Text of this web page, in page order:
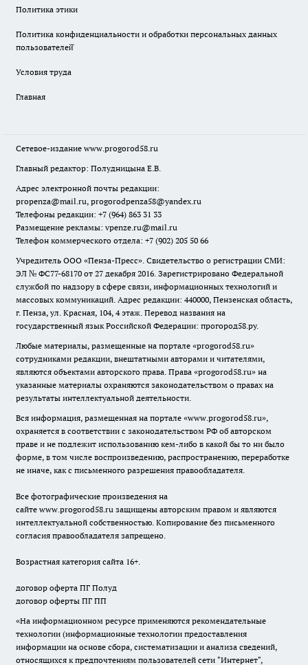
Политика этики
Политика конфиденциальности и обработки персональных данных
пользователей̆
Условия труда
Главная
Сетевое-издание www.progorod58.ru
Главный редактор: Полудницына Е.В.
Адрес электронной почты редакции:
propenza@mail.ru, progorodpenza58@yandex.ru
Телефоны редакции: +7 (964) 863 31 33
Размещение рекламы: vpenze.ru@mail.ru
Телефон коммерческого отдела: +7 (902) 205 50 66
Учредитель ООО «Пенза-Пресс». Свидетельство о регистрации СМИ:
ЭЛ № ФС77-68170 от 27 декабря 2016. Зарегистрировано Федеральной
службой по надзору в сфере связи, информационных технологий и
массовых коммуникаций. Адрес редакции: 440000, Пензенская область,
г. Пенза, ул. Красная, 104, 4 этаж. Перевод названия на
государственный язык Российской Федерации: прогород58.ру.
Любые материалы, размещенные на портале «progorod58.ru»
сотрудниками редакции, внештатными авторами и читателями,
являются объектами авторского права. Права «progorod58.ru» на
указанные материалы охраняются законодательством о правах на
результаты интеллектуальной деятельности.
Вся информация, размещенная на портале «www.progorod58.ru»,
охраняется в соответствии с законодательством РФ об авторском
праве и не подлежит использованию кем-либо в какой бы то ни было
форме, в том числе воспроизведению, распространению, переработке
не иначе, как с письменного разрешения правообладателя.
Все фотографические произведения на
сайте www.progorod58.ru защищены авторским правом и являются
интеллектуальной собственностью. Копирование без письменного
согласия правообладателя запрещено.
Возрастная категория сайта 16+.
договор оферта ПГ Полуд
договор оферты ПГ ПП
«На информационном ресурсе применяются рекомендательные
технологии (информационные технологии предоставления
информации на основе сбора, систематизации и анализа сведений,
относящихся к предпочтениям пользователей сети "Интернет",